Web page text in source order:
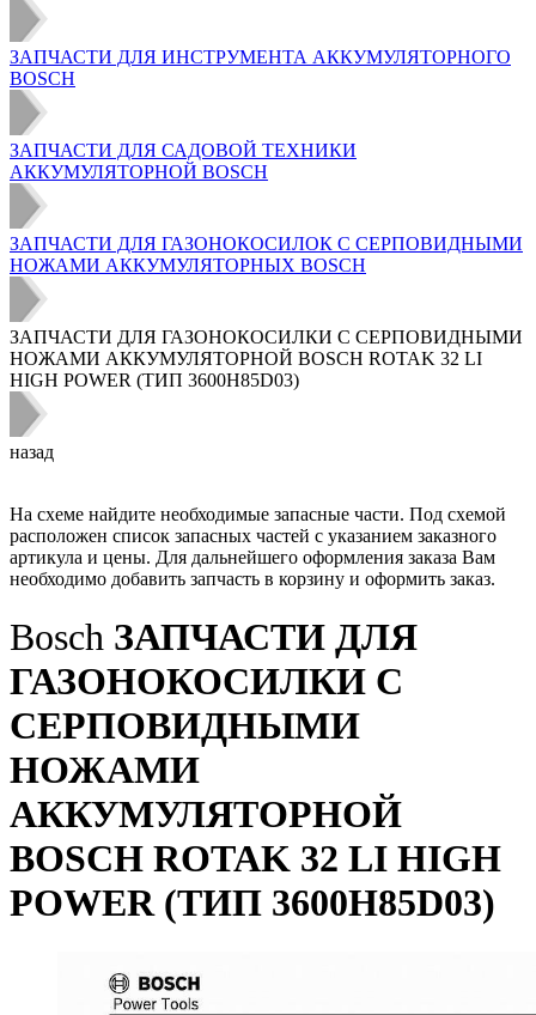
ЗАПЧАСТИ ДЛЯ ИНСТРУМЕНТА АККУМУЛЯТОРНОГО
BOSCH
ЗАПЧАСТИ ДЛЯ САДОВОЙ ТЕХНИКИ
АККУМУЛЯТОРНОЙ BOSCH
ЗАПЧАСТИ ДЛЯ ГАЗОНОКОСИЛОК С СЕРПОВИДНЫМИ
НОЖАМИ АККУМУЛЯТОРНЫХ BOSCH
ЗАПЧАСТИ ДЛЯ ГАЗОНОКОСИЛКИ С СЕРПОВИДНЫМИ
НОЖАМИ АККУМУЛЯТОРНОЙ BOSCH ROTAK 32 LI
HIGH POWER (ТИП 3600H85D03)
назад
На схеме найдите необходимые запасные части. Под схемой
расположен список запасных частей с указанием заказного
артикула и цены. Для дальнейшего оформления заказа Вам
необходимо добавить запчасть в корзину и оформить заказ.
Bosch ЗАПЧАСТИ ДЛЯ
ГАЗОНОКОСИЛКИ С
СЕРПОВИДНЫМИ
НОЖАМИ
АККУМУЛЯТОРНОЙ
BOSCH ROTAK 32 LI HIGH
POWER (ТИП 3600H85D03)